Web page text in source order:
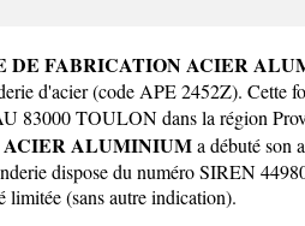
DE FABRICATION ACIER
d'acier (code APE 2452Z). Cette
83000 TOULON dans la région
ALUMINIUMa débuté son
dispose du numéro SIREN
limitée (sans autre indication).